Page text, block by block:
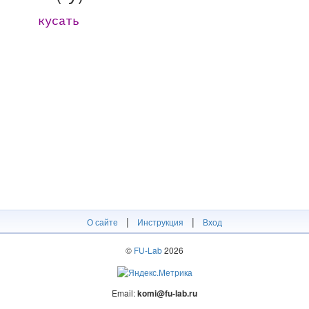
кусать
О сайте | Инструкция | Вход
© FU-Lab2026
Email:komi@fu-lab.ru